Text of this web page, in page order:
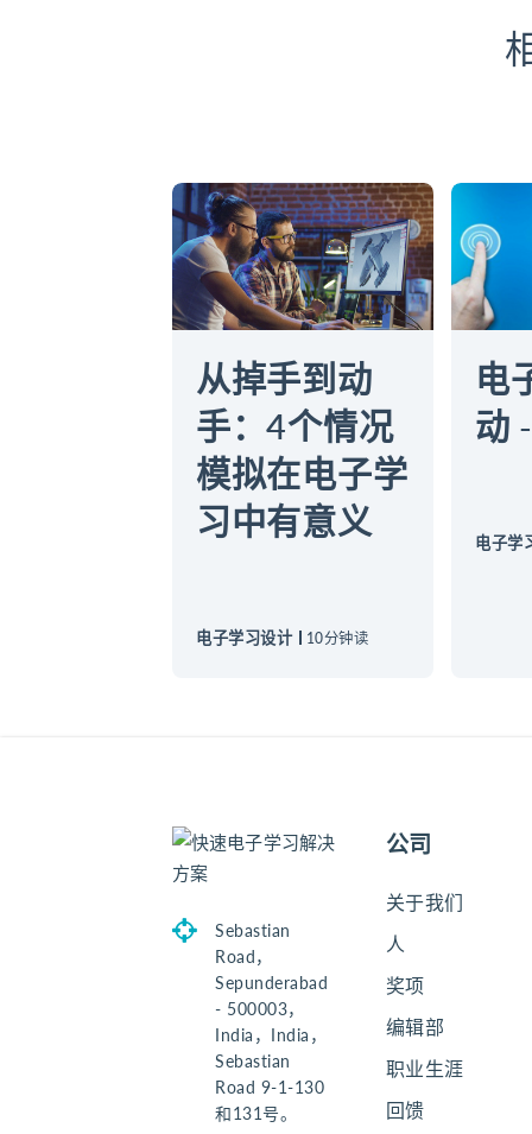
从掉手到动
手：4个情况
模拟在电子学
习中有意义
电子学习设计 10分钟读
电
动
电子学
Sebastian
Road，
Sepunderabad
- 500003，
India，India，
Sebastian
Road 9-1-130
和131号。
公司
关于我们
人
奖项
编辑部
职业生涯
回馈